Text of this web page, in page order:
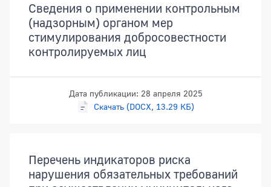
Сведения о применении контрольным
(надзорным) органом мер
стимулирования добросовестности
контролируемых лиц
Дата публикации: 28 апреля 2025
Скачать (DOCX, 13.29 КБ)
Перечень индикаторов риска
нарушения обязательных требований